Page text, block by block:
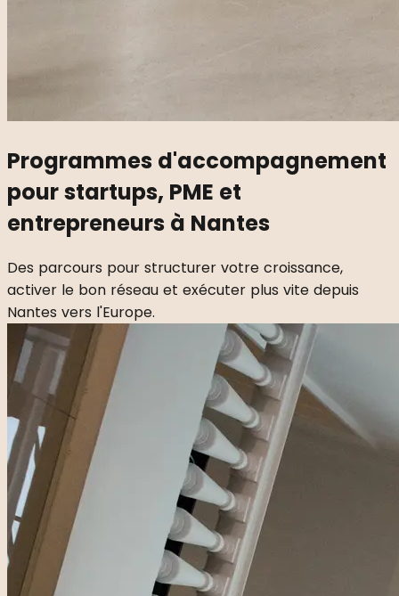
Programmes d'accompagnement
pour startups, PME et
entrepreneurs à Nantes
Des parcours pour structurer votre croissance,
activer le bon réseau et exécuter plus vite depuis
Nantes vers l'Europe.